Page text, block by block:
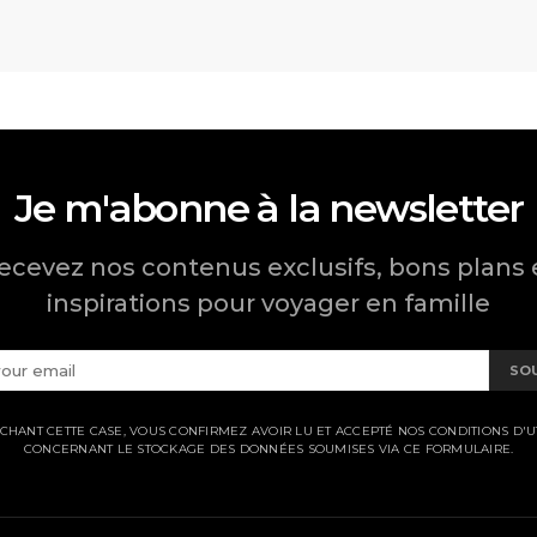
Je m'abonne à la newsletter
nos contenus exclusifs, bons plans
inspirations pour voyager en famille
CETTE CASE, VOUS CONFIRMEZ AVOIR LU ET ACCEPTÉ NOS CONDITIONS
CONCERNANT LE STOCKAGE DES DONNÉES SOUMISES VIA CE FORMULAIRE.